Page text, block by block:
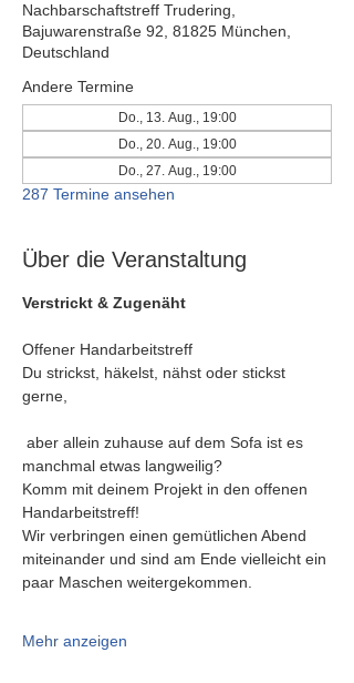
Nachbarschaftstreff Trudering,
Bajuwarenstraße 92, 81825 München,
Deutschland
Andere Termine
Do., 13. Aug., 19:00
Do., 20. Aug., 19:00
Do., 27. Aug., 19:00
287 Termine ansehen
Über die Veranstaltung
Verstrickt & Zugenäht
Offener Handarbeitstreff
Du strickst, häkelst, nähst oder stickst
gerne,
manchmal etwas langweilig?
Komm mit deinem Projekt in den offenen
Handarbeitstreff!
Wir verbringen einen gemütlichen Abend
miteinander und sind am Ende vielleicht ein
paar Maschen weitergekommen.
Mehr anzeigen